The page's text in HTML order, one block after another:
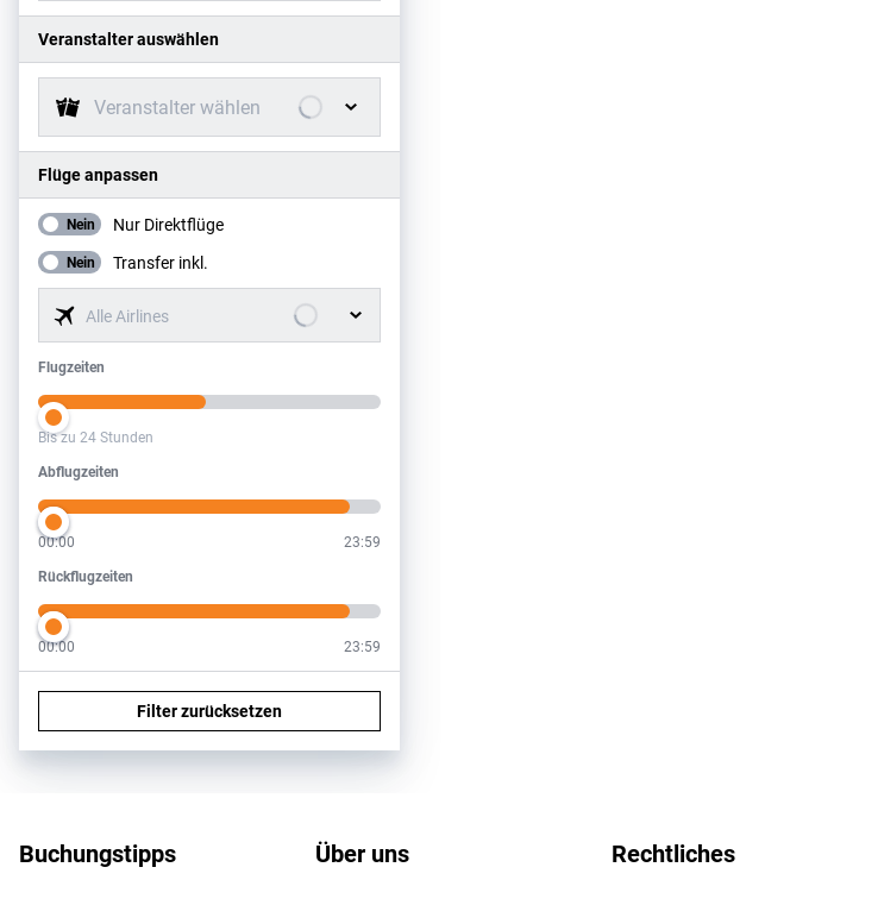
Veranstalter auswählen
Veranstalter wählen
Flüge anpassen
Nein Nur Direktflüge
Nein Transfer inkl.
Alle Airlines
Flugzeiten
Flugzeiten
Bis zu 24 Stunden
Abflugzeiten
Abflugzeiten
00:00 23:59
Rückflugzeiten
Rückflugzeiten
00:00 23:59
Filter zurücksetzen
Footer navigation
Buchungstipps Über uns Rechtliches